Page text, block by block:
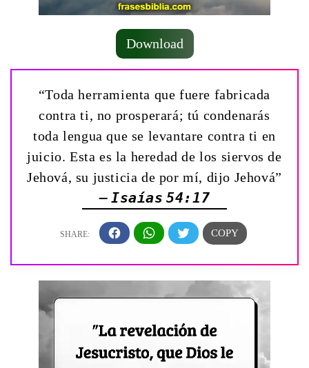
Download
“Toda herramienta que fuere fabricada
contra ti, no prosperará; tú condenarás
toda lengua que se levantare contra ti en
juicio. Esta es la heredad de los siervos de
Jehová, su justicia de por mí, dijo Jehová”
— Isaías 54:17